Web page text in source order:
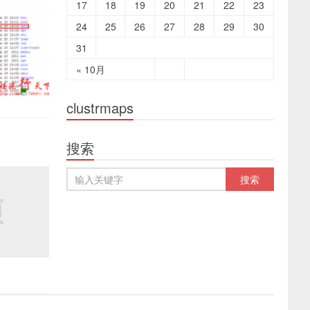
« 10月
17 18 19 20 21 22
23
24
25 26 27 28 29
30
31
clustrmaps
搜索